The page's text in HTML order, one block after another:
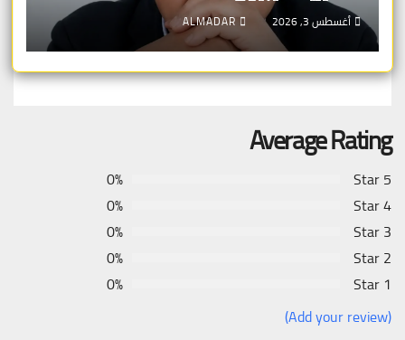
أغسطس 3, 2026 ALMADAR
Average Rating
5 Star
0%
4 Star
0%
3 Star
0%
2 Star
0%
1 Star
0%
(Add your review)